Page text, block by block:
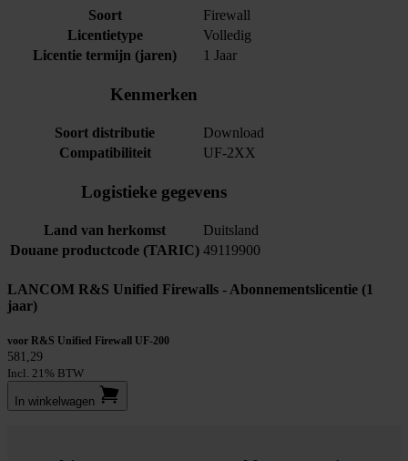
Soort
Firewall
Licentietype
Volledig
Licentie termijn (jaren)
1 Jaar
Kenmerken
Soort distributie
Download
Compatibiliteit
UF-2XX
Logistieke gegevens
Land van herkomst
Duitsland
Douane productcode (TARIC) 49119900
LANCOM R&S Unified Firewalls - Abonnementslicentie (1
jaar)
voor R&S Unified Firewall UF-200
581,29
Incl. 21% BTW
In winkel­wagen